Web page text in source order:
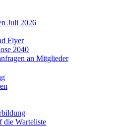
Juli 2026
Flyer
2040
an Mitglieder
die Warteliste